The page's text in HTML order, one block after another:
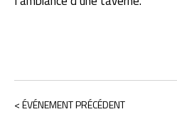
< ÉVÉNEMENT PRÉCÉDENT